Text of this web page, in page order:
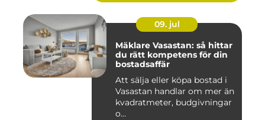
09. jul
Mäklare Vasastan: så hittar
du rätt kompetens för din
bostadsaffär
Att sälja eller köpa bostad i
Vasastan handlar om mer än
kvadratmeter, budgivningar
o...